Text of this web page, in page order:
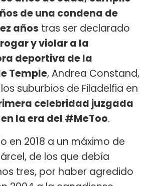
de una condena de
años tras ser declarado
y violar a la
deportiva de la
Temple, Andrea Constand,
suburbios de Filadelfia en
celebridad juzgada
la era del #MeToo.
en 2018 a un máximo de
de los que debía
tres, por haber agredido